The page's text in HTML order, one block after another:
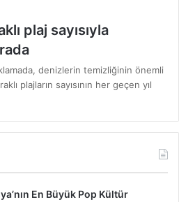
plaj sayısıyla
denizlerin temizliğinin önemli
plajların sayısının her geçen yıl
En Büyük Pop Kültür